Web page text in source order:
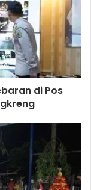
di Pos